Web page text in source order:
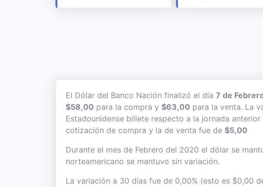
El Dólar del Banco Nación finalizó el día 7 de
$58,00 para la compra y $63,00 para la venta. La
Estadounidense billete respecto a la jornada anterior
cotización de compra y la de venta fue de $5,00
Durante el mes de Febrero del 2020 el dólar se
norteamericano se mantuvo sin variación.
La variación a 30 días fue de 0,00% (esto es $0,00